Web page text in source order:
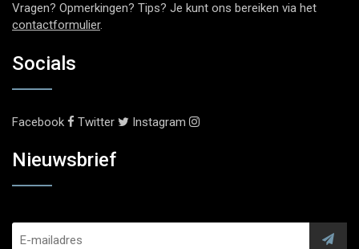
Vragen? Opmerkingen? Tips? Je kunt ons bereiken via het
contactformulier.
Socials
Facebook Twitter Instagram
Nieuwsbrief